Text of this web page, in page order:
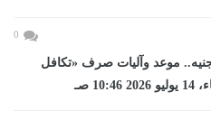
0
4 مليارات جنيه.. موعد وآليات صرف «تكافل
صـ